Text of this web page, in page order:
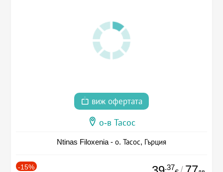
виж офертата
о-в Тасос
Ntinas Filoxenia - о. Тасос, Гърция
-15% .37 /